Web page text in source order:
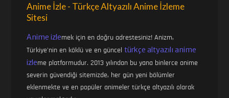
Anime İzle - Türkçe Altyazılı Anime İzleme
Sitesi
Anime izlemek için en doğru adrestesiniz! Anizm,
Türkiye'nin en köklü ve en günceltürkçe altyazılı anime
izleme platformudur. 2013 yılından bu yana binlerce anime
severin güvendiği sitemizde, her gün yeni bölümler
eklenmekte ve en popüler animeler türkçe altyazılı olarak